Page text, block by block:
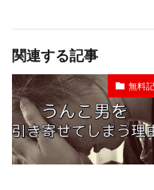
関連する記事
無料